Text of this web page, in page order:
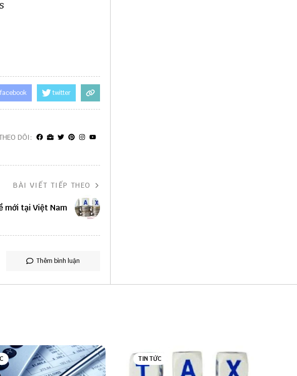
facebook twitter
DÕI:
BÀI VIẾT TIẾP THEO
mới tại Việt Nam
Thêm bình luận
TIN TỨC